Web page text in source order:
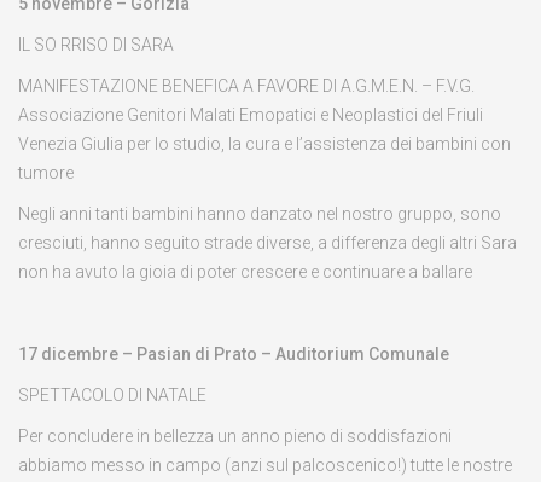
IL SO RRISO DI SARA
MANIFESTAZIONE BENEFICA A FAVORE DI A.G.M.E.N. – F.V.G.
Associazione Genitori Malati Emopatici e Neoplastici del Friuli
Venezia Giulia per lo studio, la cura e l’assistenza dei bambini con
tumore
Negli anni tanti bambini hanno danzato nel nostro gruppo, sono
cresciuti, hanno seguito strade diverse, a differenza degli altri Sara
non ha avuto la gioia di poter crescere e continuare a ballare
17 dicembre – Pasian di Prato – Auditorium Comunale
SPETTACOLO DI NATALE
Per concludere in bellezza un anno pieno di soddisfazioni
abbiamo messo in campo (anzi sul palcoscenico!) tutte le nostre